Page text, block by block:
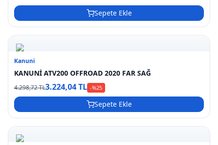
Sepete Ekle
Kanuni
KANUNİ ATV200 OFFROAD 2020 FAR SAĞ
4.298,72 TL3.224,04 TL -%25
Sepete Ekle